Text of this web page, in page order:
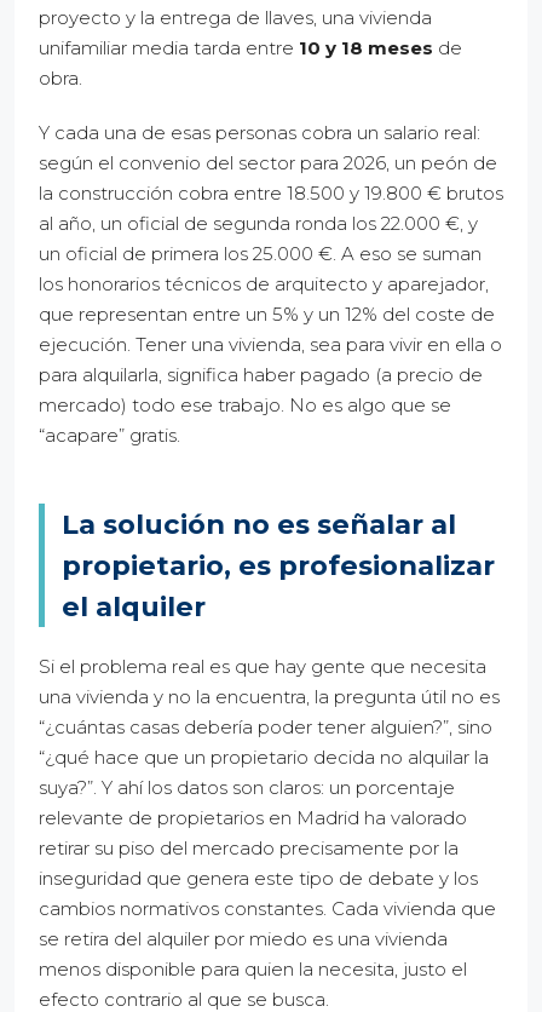
proyecto y la entrega de llaves, una vivienda
unifamiliar media tarda entre 10 y 18 meses de
obra.
Y cada una de esas personas cobra un salario real:
según el convenio del sector para 2026, un peón de
la construcción cobra entre 18.500 y 19.800 € brutos
al año, un oficial de segunda ronda los 22.000 €, y
un oficial de primera los 25.000 €. A eso se suman
los honorarios técnicos de arquitecto y aparejador,
que representan entre un 5% y un 12% del coste de
ejecución. Tener una vivienda, sea para vivir en ella o
para alquilarla, significa haber pagado (a precio de
mercado) todo ese trabajo. No es algo que se
“acapare” gratis.
La solución no es señalar al
propietario, es profesionalizar
el alquiler
Si el problema real es que hay gente que necesita
una vivienda y no la encuentra, la pregunta útil no es
“¿cuántas casas debería poder tener alguien?”, sino
“¿qué hace que un propietario decida no alquilar la
suya?”. Y ahí los datos son claros: un porcentaje
relevante de propietarios en Madrid ha valorado
retirar su piso del mercado precisamente por la
inseguridad que genera este tipo de debate y los
cambios normativos constantes. Cada vivienda que
se retira del alquiler por miedo es una vivienda
menos disponible para quien la necesita, justo el
efecto contrario al que se busca.